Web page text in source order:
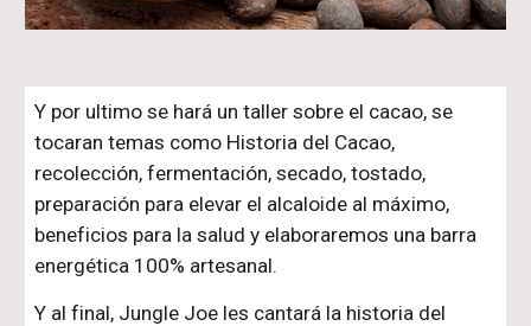
Y por ultimo se hará un taller sobre el cacao, se
tocaran temas como Historia del Cacao,
recolección, fermentación, secado, tostado,
preparación para elevar el alcaloide al máximo,
beneficios para la salud y elaboraremos una barra
energética 100% artesanal.
Y al final, Jungle Joe les cantará la historia del